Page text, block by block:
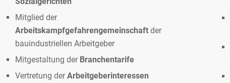
Mitglied der
Arbeitskampfgefahrengemeinschaftder
bauindustriellen Arbeitgeber
Mitgestaltung der Branchentarife
Vertretung derArbeitgeberinteressen